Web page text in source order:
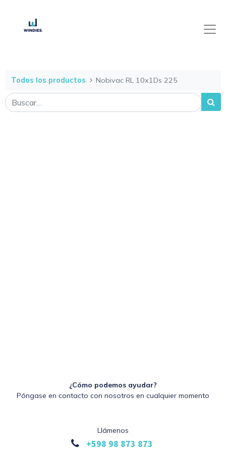
Todos los productos Nobivac RL 10x1Ds 225
¿Cómo podemos ayudar?
Póngase en contacto con nosotros en cualquier momento
Llámenos
+598 98 873 873